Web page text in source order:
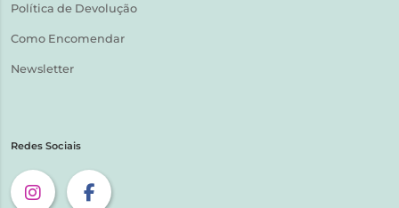
Política de Devolução
Como Encomendar
Newsletter
Redes Sociais